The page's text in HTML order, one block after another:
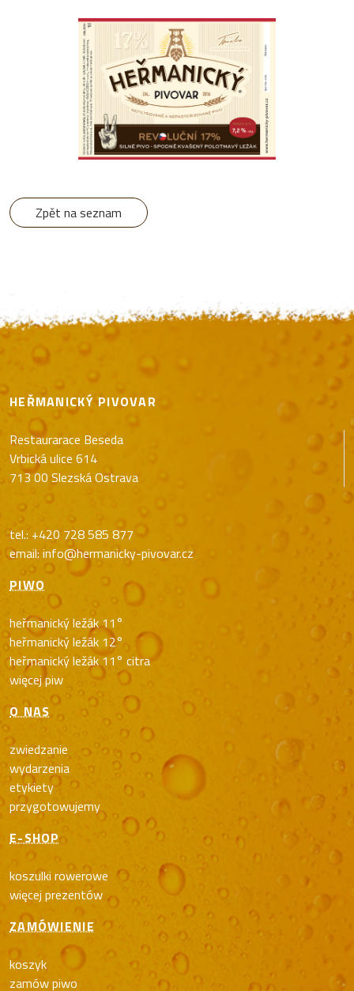
HEŘMANICKÝ PIVOVAR
Restaurarace Beseda
Vrbická ulice 614
713 00 Slezská Ostrava
tel.: +420 728 585 877
email: info@hermanicky-pivovar.cz
PIWO
heřmanický ležák 11°
heřmanický ležák 12°
heřmanický ležák 11° citra
więcej piw
O NAS
zwiedzanie
wydarzenia
etykiety
przygotowujemy
E-SHOP
koszulki rowerowe
więcej prezentów
ZAMÓWIENIE
koszyk
zamów piwo